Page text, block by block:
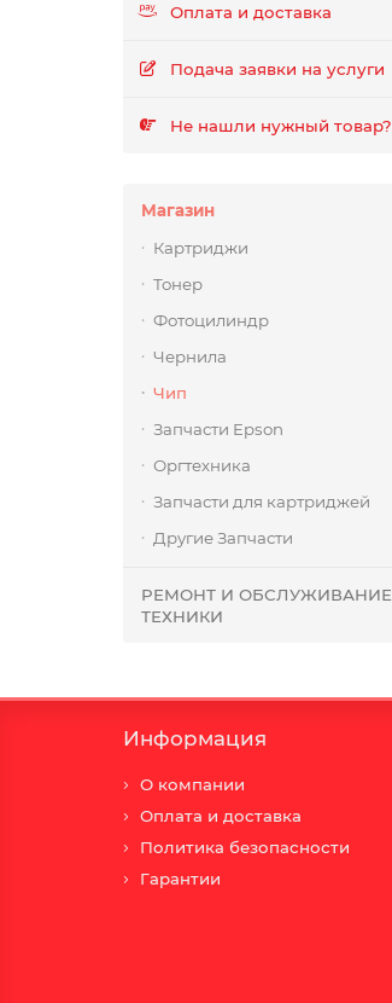
Оплата и доставка
Подача заявки на услуги
Не нашли нужный товар?
Магазин
Картриджи
Тонер
Фотоцилиндр
Чернила
Чип
Запчасти Epson
Оргтехника
Запчасти для картриджей
Другие Запчасти
РЕМОНТ И ОБСЛУЖИВАНИЕ
ТЕХНИКИ
Информация
О компании
Оплата и доставка
Политика безопасности
Гарантии